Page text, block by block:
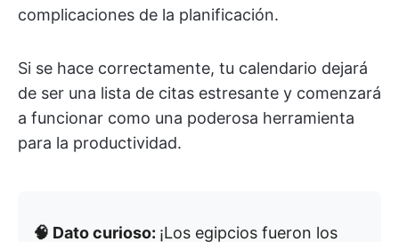
complicaciones de la planificación.
Si se hace correctamente, tu calendario dejará
de ser una lista de citas estresante y comenzará
a funcionar como una poderosa herramienta
para la productividad.
🧠 Dato curioso: ¡Los egipcios fueron los